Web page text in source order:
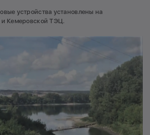
устройства установлены на
Кемеровской ТЭЦ.